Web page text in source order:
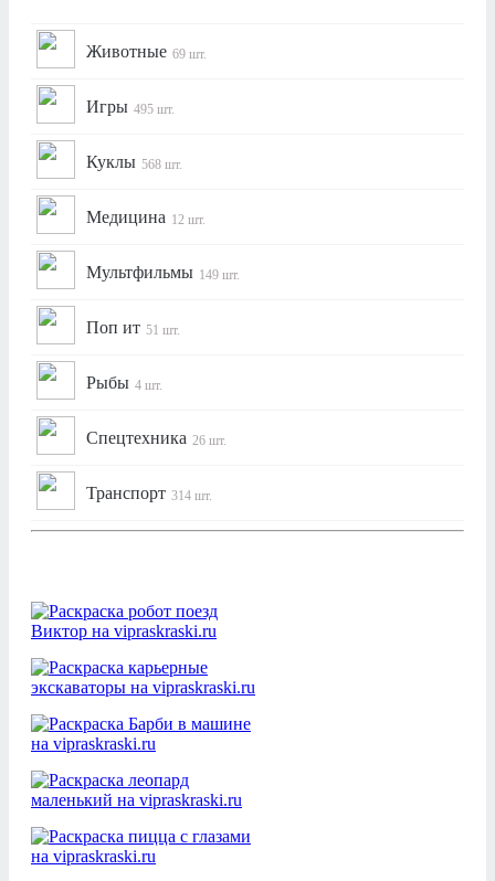
Животные 69 шт.
Игры 495 шт.
Куклы 568 шт.
Медицина 12 шт.
Мультфильмы 149 шт.
Поп ит 51 шт.
Рыбы 4 шт.
Спецтехника 26 шт.
Транспорт 314 шт.